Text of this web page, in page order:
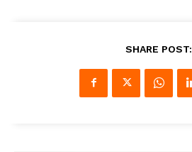
SHARE POST: